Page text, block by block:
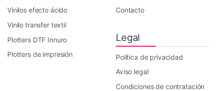
Vinilos efecto ácido
Vinilo transfer textil
Plotters DTF Innuro
Plotters de impresión
Contacto
Legal
Política de privacidad
Aviso legal
Condiciones de contratación